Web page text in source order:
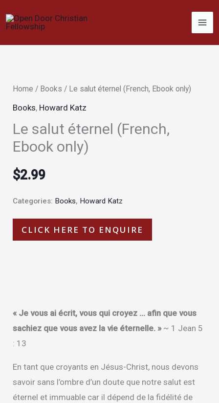
to
Home / Books / Le salut éternel (French, Ebook only)
Books, Howard Katz
Le salut éternel (French,
Ebook only)
$2.99
Categories: Books, Howard Katz
CLICK HERE TO ENQUIRE
« Je vous ai écrit, vous qui croyez … afin que vous
sachiez que vous avez la vie éternelle. » ~ 1 Jean 5
: 13
En tant que croyants en Jésus-Christ, nous devons
savoir sans l’ombre d’un doute que notre salut est
éternel et immuable car il dépend de la fidélité de